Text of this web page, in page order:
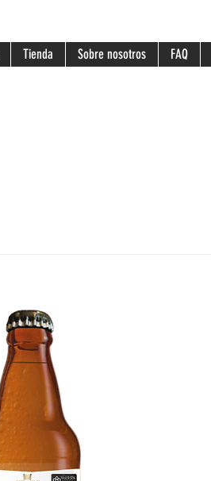
Tienda Sobre nosotros FAQ